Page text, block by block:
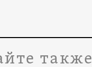
также